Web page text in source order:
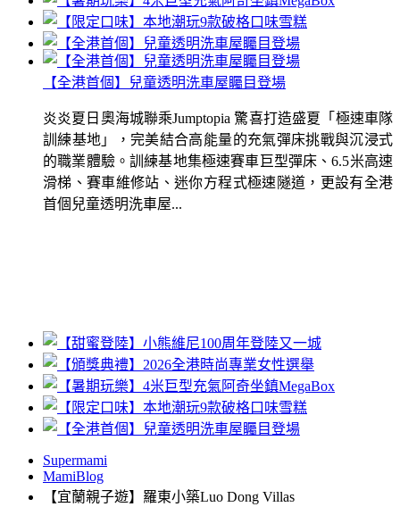
【全港首個】兒童透明洗車屋矚目登場
炎炎夏日奧海城聯乘Jumptopia 驚喜打造盛夏「極速車隊
訓練基地」，完美結合高能量的充氣彈床挑戰與沉浸式
的職業體驗。訓練基地集極速賽車巨型彈床、6.5米高速
滑梯、賽車維修站、迷你方程式極速隧道，更設有全港
首個兒童透明洗車屋...
Supermami
MamiBlog
【宜蘭親子遊】羅東小築Luo Dong Villas